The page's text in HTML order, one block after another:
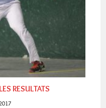
RESULTATS